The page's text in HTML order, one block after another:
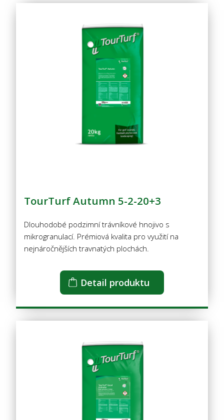
TourTurf Autumn 5-2-20+3
Dlouhodobé podzimní trávníkové hnojivo s
mikrogranulací. Prémiová kvalita pro využití na
nejnáročnějších travnatých plochách.
Detail produktu